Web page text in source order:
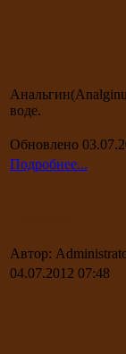
воде.
Обновлено
Подробнее...
Автор:
04.07.2012 07:48